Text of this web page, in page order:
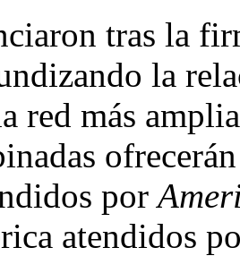
tras la
la
red más
por
atendidos